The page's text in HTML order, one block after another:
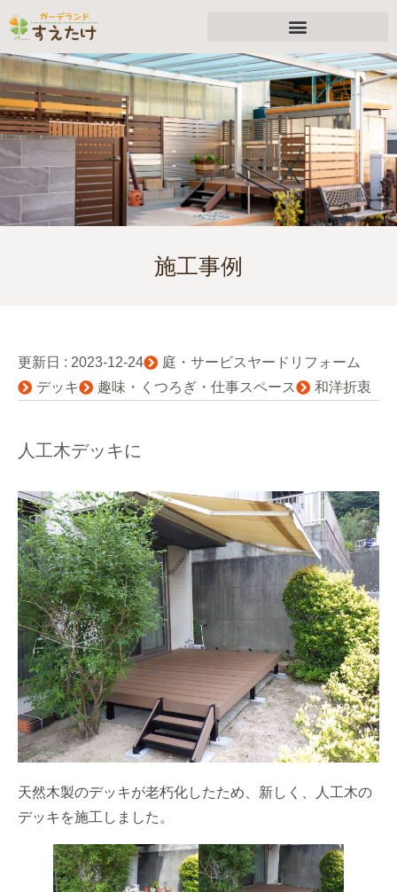
施工事例
更新日 : 2023-12-24
庭・サービスヤードリフォーム
デッキ
趣味・くつろぎ・仕事スペース 和洋折衷
人工木デッキに
天然木製のデッキが老朽化したため、新しく、人工木の
デッキを施工しました。